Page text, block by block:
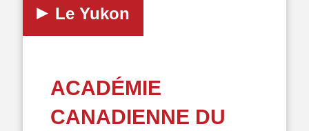
▸ Le Yukon
ACADÉMIE
CANADIENNE DU